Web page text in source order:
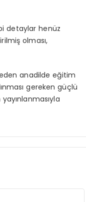
detaylar henüz
olması,
eden anadilde eğitim
gereken güçlü